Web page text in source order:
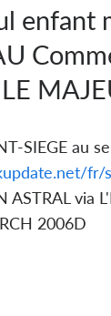
enfant
SIEGE au
fr/
ASTRAL via
2006D